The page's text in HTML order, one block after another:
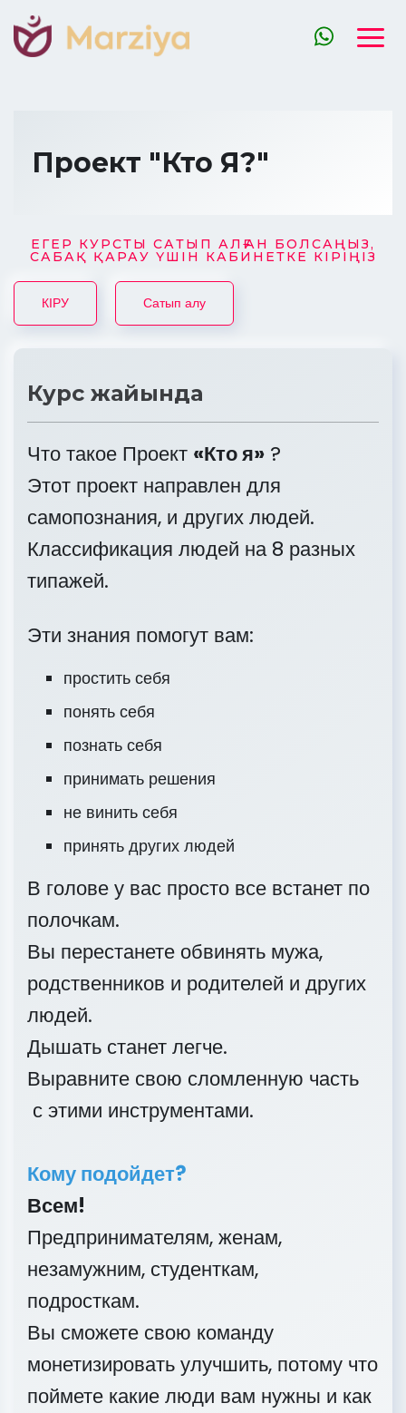
Проект "Кто Я?"
ЕГЕР КУРСТЫ САТЫП АЛҒАН БОЛСАҢЫЗ,
САБАҚ ҚАРАУ ҮШІН КАБИНЕТКЕ КІРІҢІЗ
КІРУ Сатып алу
Курс жайында
Что такое Проект «Кто я» ?
Этот проект направлен для
самопознания, и других людей.
Классификация людей на 8 разных
типажей.
Эти знания помогут вам:
простить себя
понять себя
познать себя
принимать решения
не винить себя
принять других людей
В голове у вас просто все встанет по
полочкам.
Вы перестанете обвинять мужа,
родственников и родителей и других
людей.
Дышать станет легче.
Выравните свою сломленную часть
с этими инструментами.
Кому подойдет?
Всем!
Предпринимателям, женам,
незамужним, студенткам,
подросткам.
Вы сможете свою команду
монетизировать улучшить, потому что
поймете какие люди вам нужны и как